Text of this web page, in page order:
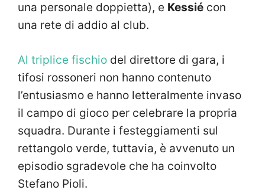
una personale doppietta), e Kessié con
una rete di addio al club.
Al triplice fischio del direttore di gara, i
tifosi rossoneri non hanno contenuto
l’entusiasmo e hanno letteralmente invaso
il campo di gioco per celebrare la propria
squadra. Durante i festeggiamenti sul
rettangolo verde, tuttavia, è avvenuto un
episodio sgradevole che ha coinvolto
Stefano Pioli.